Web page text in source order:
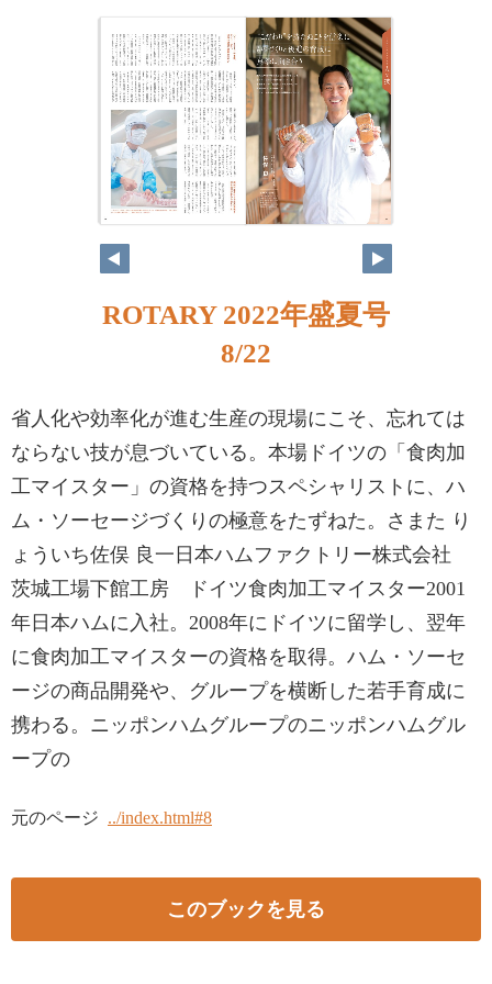
ROTARY 2022年盛夏号
8/22
省人化や効率化が進む生産の現場にこそ、忘れては
ならない技が息づいている。本場ドイツの「食肉加
工マイスター」の資格を持つスペシャリストに、ハ
ム・ソーセージづくりの極意をたずねた。さまた り
ょういち佐俣 良一日本ハムファクトリー株式会社
茨城工場下館工房 ドイツ食肉加工マイスター2001
年日本ハムに入社。2008年にドイツに留学し、翌年
に食肉加工マイスターの資格を取得。ハム・ソーセ
ージの商品開発や、グループを横断した若手育成に
携わる。ニッポンハムグループのニッポンハムグル
ープの
元のページ ../index.html#8
このブックを見る